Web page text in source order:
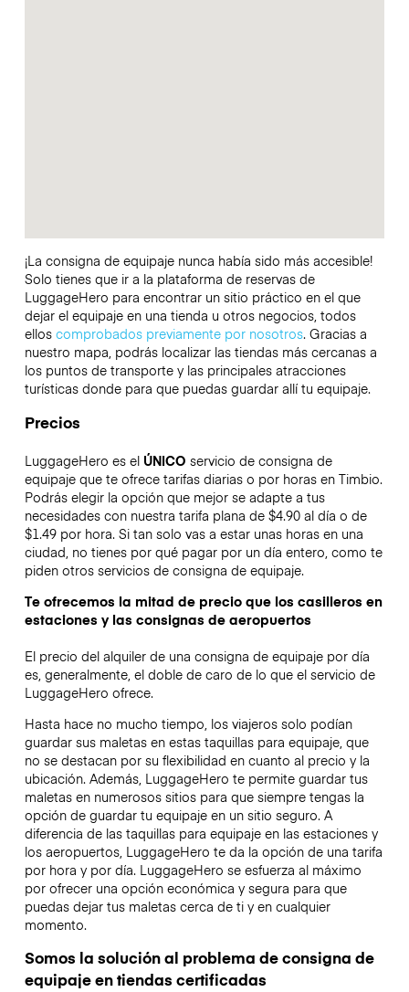
¡La consigna de equipaje nunca había sido más accesible!
Solo tienes que ir a la plataforma de reservas de
LuggageHero para encontrar un sitio práctico en el que
dejar el equipaje en una tienda u otros negocios, todos
ellos comprobados previamente por nosotros. Gracias a
nuestro mapa, podrás localizar las tiendas más cercanas a
los puntos de transporte y las principales atracciones
turísticas donde para que puedas guardar allí tu equipaje.
Precios
LuggageHero es el ÚNICO servicio de consigna de
equipaje que te ofrece tarifas diarias o por horas en Timbio.
Podrás elegir la opción que mejor se adapte a tus
necesidades con nuestra tarifa plana de $4.90 al día o de
$1.49 por hora. Si tan solo vas a estar unas horas en una
ciudad, no tienes por qué pagar por un día entero, como te
piden otros servicios de consigna de equipaje.
Te ofrecemos la mitad de precio que los casilleros en
estaciones y las consignas de aeropuertos
El precio del alquiler de una consigna de equipaje por día
es, generalmente, el doble de caro de lo que el servicio de
LuggageHero ofrece.
Hasta hace no mucho tiempo, los viajeros solo podían
guardar sus maletas en estas taquillas para equipaje, que
no se destacan por su flexibilidad en cuanto al precio y la
ubicación. Además, LuggageHero te permite guardar tus
maletas en numerosos sitios para que siempre tengas la
opción de guardar tu equipaje en un sitio seguro. A
diferencia de las taquillas para equipaje en las estaciones y
los aeropuertos, LuggageHero te da la opción de una tarifa
por hora y por día. LuggageHero se esfuerza al máximo
por ofrecer una opción económica y segura para que
puedas dejar tus maletas cerca de ti y en cualquier
momento.
Somos la solución al problema de consigna de
equipaje en tiendas certificadas